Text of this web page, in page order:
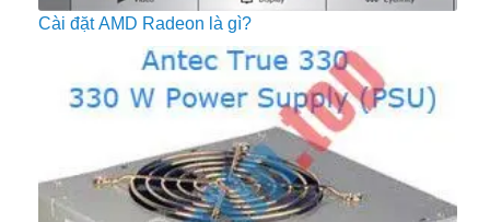
Cài đặt AMD Radeon là gì?